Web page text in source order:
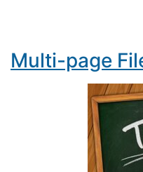
Multi-page